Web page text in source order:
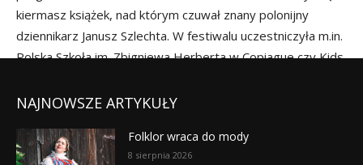
NAJNOWSZE ARTYKUŁY
Folklor wraca do mody
8 sierpnia 2026